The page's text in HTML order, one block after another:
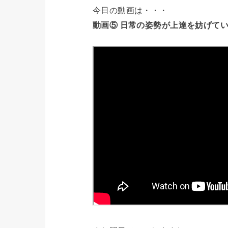
今日の動画は・・・
動画⑤ 日常の姿勢が上達を妨げて